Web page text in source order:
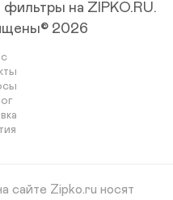
на ZIPKO.RU.
2026
сайте Zipko.ru носят